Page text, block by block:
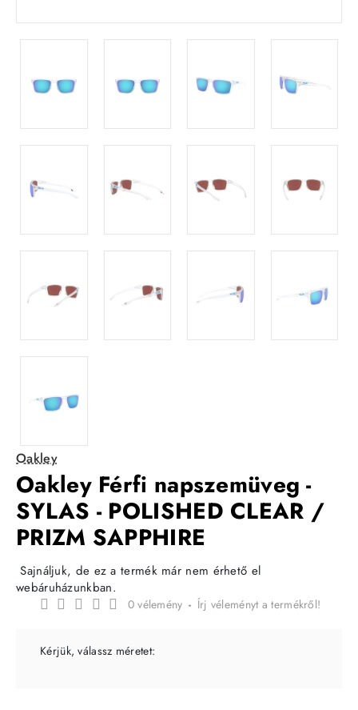
Oakley
Oakley Férfi napszemüveg -
SYLAS - POLISHED CLEAR /
PRIZM SAPPHIRE
Sajnáljuk, de ez a termék már nem érhető el
webáruházunkban.
0 vélemény - Írj véleményt a termékről!
Kérjük, válassz méretet: